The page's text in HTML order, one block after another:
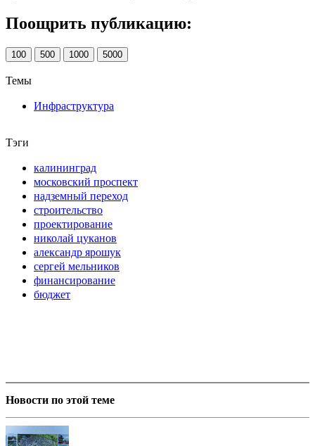
Поощрить публикацию:
100 500 1000 5000
Темы
Инфраструктура
Тэги
калининград
московский проспект
надземный переход
строительство
проектирование
николай цуканов
александр ярошук
сергей мельников
финансирование
бюджет
Новости по этой теме